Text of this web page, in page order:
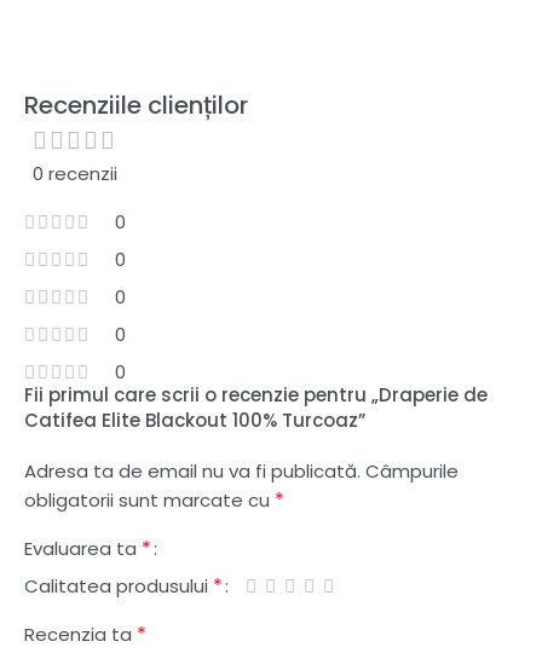
Recenziile clienților
0 recenzii
0
0
0
0
0
Fii primul care scrii o recenzie pentru „Draperie de
Catifea Elite Blackout 100% Turcoaz”
Adresa ta de email nu va fi publicată. Câmpurile
obligatorii sunt marcate cu *
Evaluarea ta *
Calitatea produsului *
Recenzia ta *